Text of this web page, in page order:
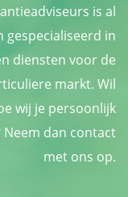
is al
gespecialiseerd in
diensten voor de
markt. Wil
wij je persoonlijk
Neem dan contact
met ons op.